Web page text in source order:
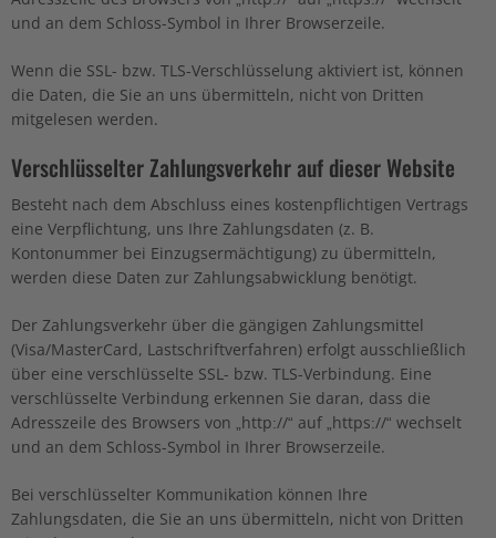
und an dem Schloss-Symbol in Ihrer Browserzeile.
Wenn die SSL- bzw. TLS-Verschlüsselung aktiviert ist, können
die Daten, die Sie an uns übermitteln, nicht von Dritten
mitgelesen werden.
Verschlüsselter Zahlungsverkehr auf dieser Website
Besteht nach dem Abschluss eines kostenpflichtigen Vertrags
eine Verpflichtung, uns Ihre Zahlungsdaten (z. B.
Kontonummer bei Einzugsermächtigung) zu übermitteln,
werden diese Daten zur Zahlungsabwicklung benötigt.
Der Zahlungsverkehr über die gängigen Zahlungsmittel
(Visa/MasterCard, Lastschriftverfahren) erfolgt ausschließlich
über eine verschlüsselte SSL- bzw. TLS-Verbindung. Eine
verschlüsselte Verbindung erkennen Sie daran, dass die
Adresszeile des Browsers von „http://“ auf „https://“ wechselt
und an dem Schloss-Symbol in Ihrer Browserzeile.
Bei verschlüsselter Kommunikation können Ihre
Zahlungsdaten, die Sie an uns übermitteln, nicht von Dritten